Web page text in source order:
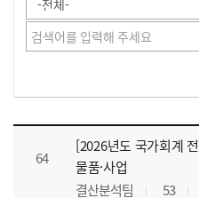
강의자료 목록 으로 번호, 제목, 작성자, 조회수, 등록 일, 첨부파일로 나열 되고 있습니다.
64
[2026년도 국가회계
물품·사업
결산분석팀
53